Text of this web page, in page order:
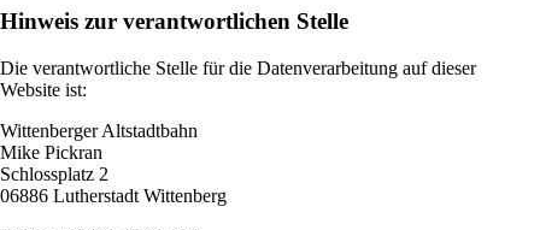
Hinweis zur verantwortlichen Stelle
Die verantwortliche Stelle für die Datenverarbeitung auf dieser
Website ist:
Wittenberger Altstadtbahn
Mike Pickran
Schlossplatz 2
06886 Lutherstadt Wittenberg